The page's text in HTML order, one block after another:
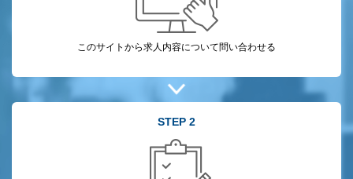
このサイトから求人内容について問い合わせる
STEP 2